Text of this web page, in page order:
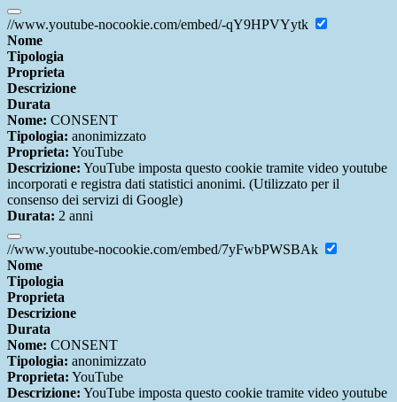
//www.youtube-nocookie.com/embed/-qY9HPVYytk
Nome
Tipologia
Proprieta
Descrizione
Durata
Nome: CONSENT
Tipologia: anonimizzato
Proprieta: YouTube
Descrizione: YouTube imposta questo cookie tramite video youtube
incorporati e registra dati statistici anonimi. (Utilizzato per il
consenso dei servizi di Google)
Durata: 2 anni
//www.youtube-nocookie.com/embed/7yFwbPWSBAk
Nome
Tipologia
Proprieta
Descrizione
Durata
Nome: CONSENT
Tipologia: anonimizzato
Proprieta: YouTube
Descrizione: YouTube imposta questo cookie tramite video youtube